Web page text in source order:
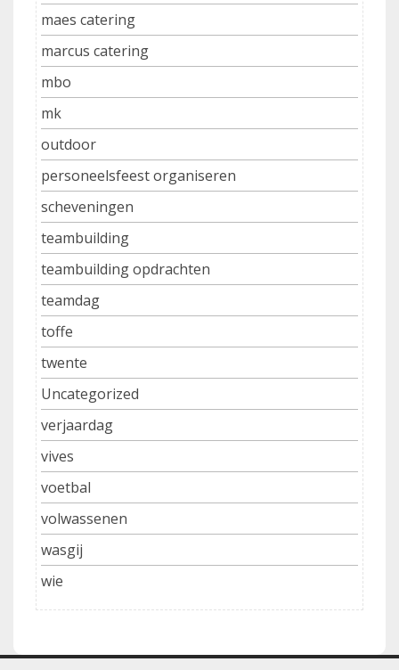
maes catering
marcus catering
mbo
mk
outdoor
personeelsfeest organiseren
scheveningen
teambuilding
teambuilding opdrachten
teamdag
toffe
twente
Uncategorized
verjaardag
vives
voetbal
volwassenen
wasgij
wie